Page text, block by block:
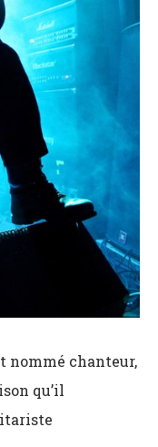
nommé chanteur,
qu’il